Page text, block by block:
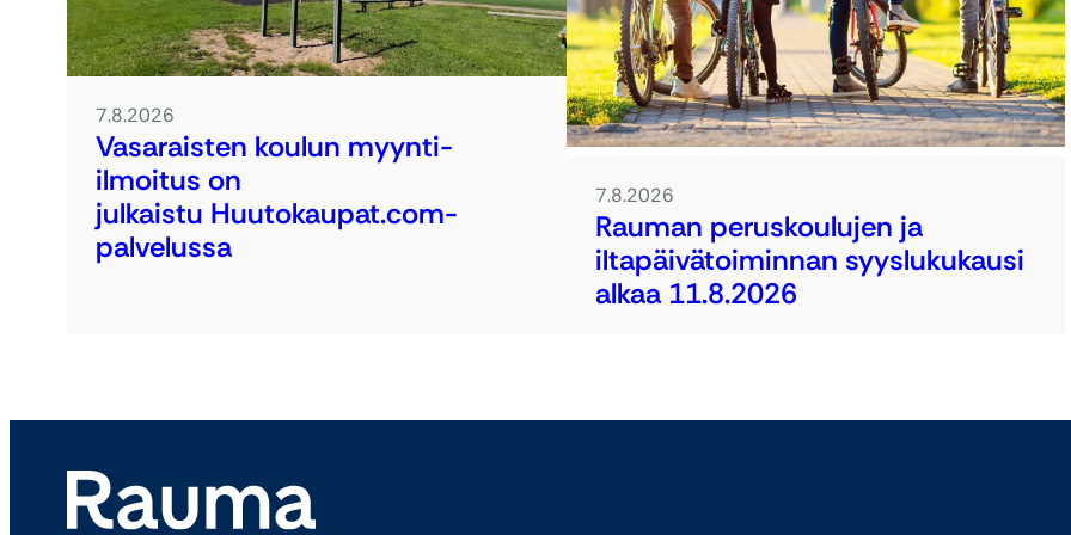
7.8.2026
Vasaraisten koulun myynti-
ilmoitus on
julkaistu Huutokaupat.com-
palvelussa
7.8.2026
Rauman peruskoulujen ja
iltapäivätoiminnan syyslukukausi
alkaa 11.8.2026